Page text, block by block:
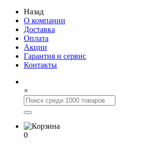
Назад
О компании
Доставка
Оплата
Акции
Гарантия и сервис
Контакты
×
0